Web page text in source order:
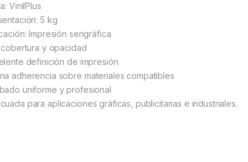
VinilPlus
5 kg
Impresión serigráfica
cobertura y opacidad
definición de impresión
adherencia sobre materiales compatibles
uniforme y profesional
para aplicaciones gráficas, publicitarias e industriales.